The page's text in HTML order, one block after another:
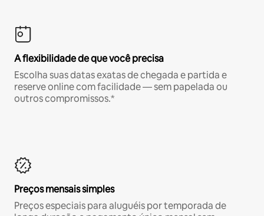
A flexibilidade de que você precisa
Escolha suas datas exatas de chegada e partida e
reserve online com facilidade — sem papelada ou
outros compromissos.*
Preços mensais simples
Preços especiais para aluguéis por temporada de